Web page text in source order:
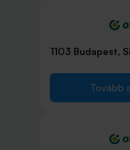
1103 Budapest,
Tovább